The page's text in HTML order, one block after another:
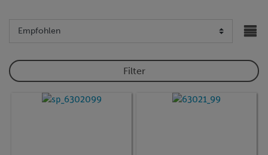
Filter